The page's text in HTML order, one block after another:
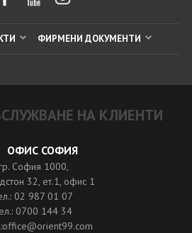
ФИРМЕНИ ДОКУМЕНТИ
НА КЛИЕНТИ
ОФИС СОФИЯ
гр. София 1000,
32, ет.1, офис 1
02 987 01 07
0700 144 34